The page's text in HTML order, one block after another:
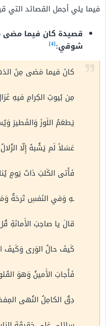
فيما يلي أجمل القصائد التي
قصيدة كان فيما مضى
شوقي:[4]
كانَ فيما مَضى مِنَ
مِن بُيوتِ الكِرامِ فيهِ
يَطعَمُ اللَوزَ وَالفَطيرَ
عَسَلاً لَم يَشُبهُ إِلّا الزُلالُ
فَأَتى الكَلبَ ذاتَ يَومٍ
ـهِ وَفي النَفسِ تَرحَةٌ
قالَ يا صاحِبَ الأَمانَةِ
كَيفَ حالُ الوَرى وَكَيفَ
فَأَجابَ الأَمينُ وَهوَ
دِقُ الكامِلُ النُهى